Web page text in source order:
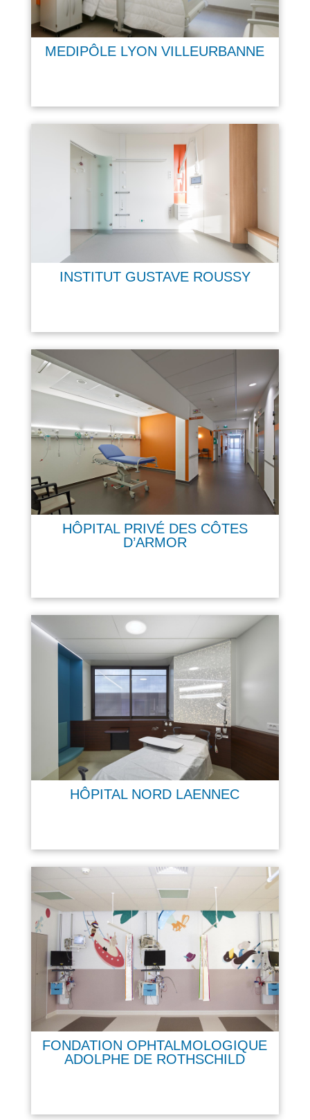
MEDIPÔLE LYON VILLEURBANNE
INSTITUT GUSTAVE ROUSSY
HÔPITAL PRIVÉ DES CÔTES
D’ARMOR
HÔPITAL NORD LAENNEC
FONDATION OPHTALMOLOGIQUE
ADOLPHE DE ROTHSCHILD